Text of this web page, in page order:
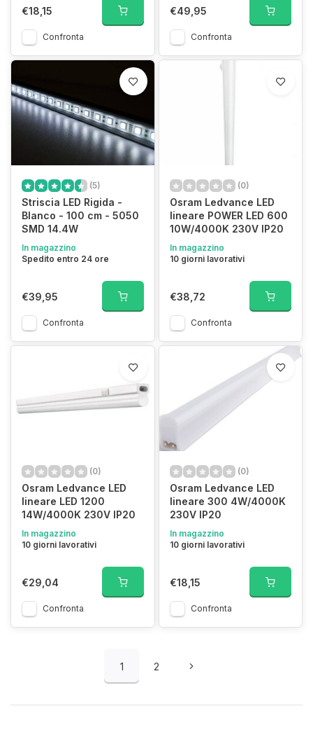
€18,15
Confronta
€49,95
Confronta
(5)
Striscia LED Rigida -
Blanco - 100 cm - 5050
SMD 14.4W
In magazzino
Spedito entro 24 ore
€39,95
Confronta
(0)
Osram Ledvance LED
lineare POWER LED 600
10W/4000K 230V IP20
In magazzino
10 giorni lavorativi
€38,72
Confronta
(0)
Osram Ledvance LED
lineare LED 1200
14W/4000K 230V IP20
In magazzino
10 giorni lavorativi
€29,04
Confronta
(0)
Osram Ledvance LED
lineare 300 4W/4000K
230V IP20
In magazzino
10 giorni lavorativi
€18,15
Confronta
1 2